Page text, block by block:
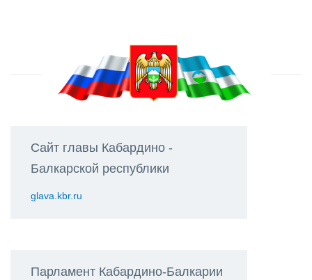
Сайт главы Кабардино -
Балкарской республики
glava.kbr.ru
Парламент Кабардино-Балкарии